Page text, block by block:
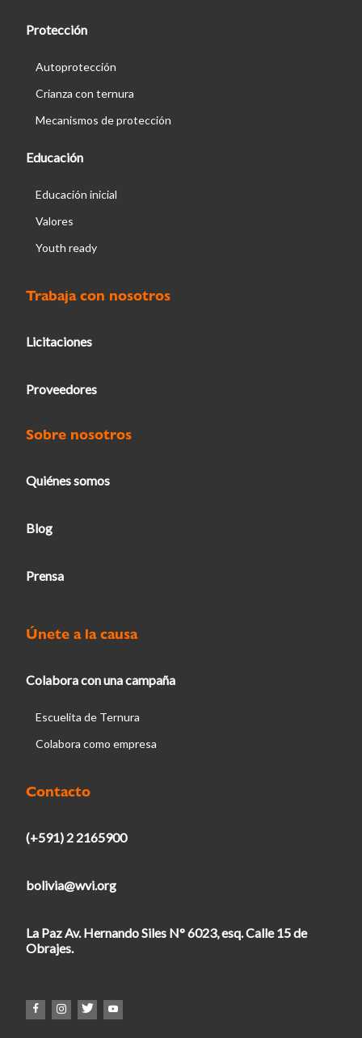
Protección
Autoprotección
Crianza con ternura
Mecanismos de protección
Educación
Educación inicial
Valores
Youth ready
Trabaja con nosotros
Licitaciones
Proveedores
Sobre nosotros
Quiénes somos
Blog
Prensa
Únete a la causa
Colabora con una campaña
Escuelita de Ternura
Colabora como empresa
Contacto
(+591) 2 2165900
bolivia@wvi.org
La Paz Av. Hernando Siles N° 6023, esq. Calle 15 de
Obrajes.